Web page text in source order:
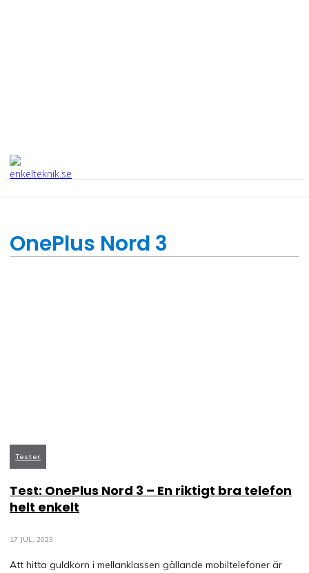
OnePlus Nord 3
Tester
Test: OnePlus Nord 3 – En riktigt bra telefon
helt enkelt
17 JUL, 2023
Att hitta guldkorn i mellanklassen gällande mobiltelefoner är